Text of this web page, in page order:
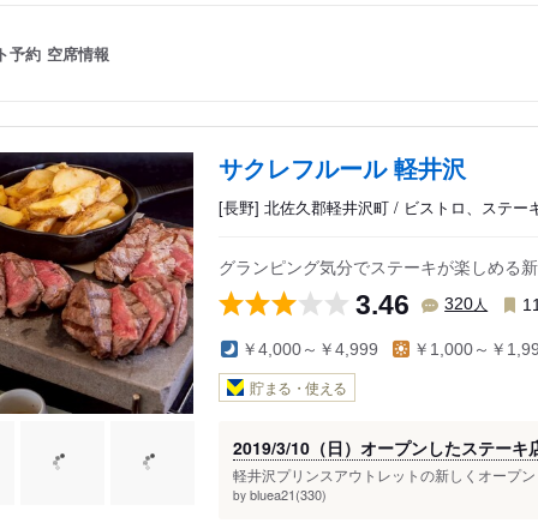
予約 空席情報
サクレフルール 軽井沢
[長野] 北佐久郡軽井沢町 / ビストロ、ステー
グランピング気分でステーキが楽しめる
3.46 320人
￥4,000～￥4,999 ￥1,000～￥
貯まる・使える
2019/3/10（日）オープンしたステーキ
軽井沢プリンスアウトレットの新しくオープ
by bluea21(330)